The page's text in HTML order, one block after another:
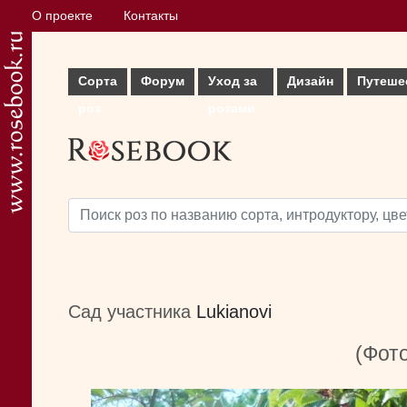
О проекте Контакты
Сорта
Форум
Уход за
Дизайн
Сад участника Lukianovi